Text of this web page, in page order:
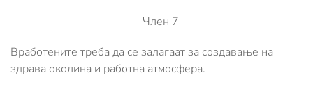
Член 7
Вработените треба да се залагаат за создавање на
здрава околина и работна атмосфера.